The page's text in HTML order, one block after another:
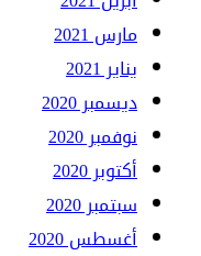
مارس 2021
يناير 2021
ديسمبر 2020
نوفمبر 2020
أكتوبر 2020
سبتمبر 2020
أغسطس 2020